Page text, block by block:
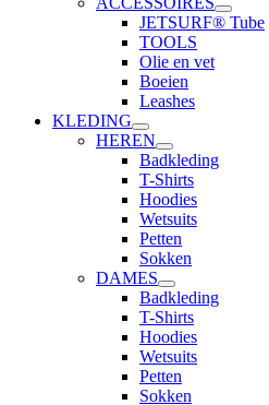
JETSURF® Tube
TOOLS
Olie en vet
Boeien
Leashes
KLEDING
HEREN
Badkleding
T-Shirts
Hoodies
Wetsuits
Petten
Sokken
DAMES
Badkleding
T-Shirts
Hoodies
Wetsuits
Petten
Sokken